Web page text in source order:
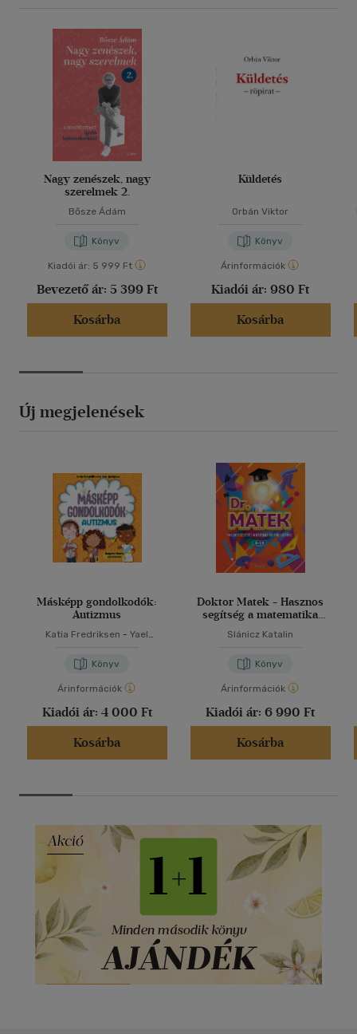
Nagy zenészek, nagy
szerelmek 2.
Bősze Ádám
Könyv
Kiadói ár: 5 999 Ft
Bevezető ár: 5 399 Ft
Kosárba
Küldetés
Orbán Viktor
Könyv
Árinformációk
Kiadói ár: 980 Ft
Kosárba
Új megjelenések
Másképp gondolkodók:
Autizmus
Katia Fredriksen - Yael
Könyv
Árinformációk
Kiadói ár: 4 000 Ft
Kosárba
Doktor Matek - Hasznos
segítség a matematika
Slánicz Katalin
Könyv
Árinformációk
Kiadói ár: 6 990 Ft
Kosárba